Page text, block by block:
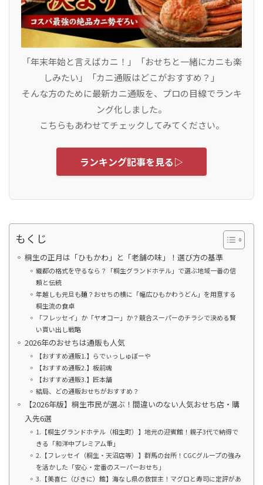
「年末年始と言えばカニ！」「おせちと一緒にカニも楽
しみたい」「カニ通販はどこがおすすめ？」
そんな方のために最新カニ通販を、プロの目線でランキ
ング化しました。
こちらもあわせてチェックしてみてください。
ランキング記事を見る▷
もくじ
桐生の正月は「ひもかわ」と「老舗の味」！選び方の基準
織都の格式を守るなら？「桐生グランドホテル」で選ぶ地域一番の信
頼と伝統
年越しも元旦も麺？おせちの横に「幅広ひもかわうどん」を用意する
桐生流の食卓
「フレッセイ」か「ヤオコー」か？競合スーパーのチラシで決める賢
い買い出し戦略
2026年のおせちは通販も人気
【おすすめ通販1.】らでぃっしゅぼーや
【おすすめ通販2.】板前魂
【おすすめ通販3.】匠本舗
結局、どの通販おせちがおすすめ？
【2026年版】桐生市民が選ぶ！間違いのない人気おせち店・購
入先6選
1.【桐生グランドホテル（相生町）】地元の迎賓館！親子3代で納得で
きる「和洋中プレミアム重」
2.【フレッセイ（桐生・天沼店等）】群馬の台所！CGCグループの強み
を活かした「安心・定番のスーパーおせち」
3.【美喜仁（びきに）館】海なし県の救世主！マグロと寿司に定評があ